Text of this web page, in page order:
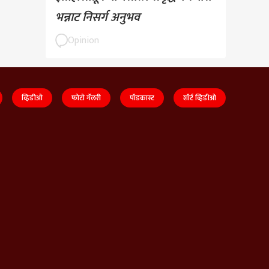
भन्नाट निसर्ग अनुभव
Opinion
व्हिडीओ फोटो गॅलरी पॉडकास्ट शॉर्ट व्हिडीओ